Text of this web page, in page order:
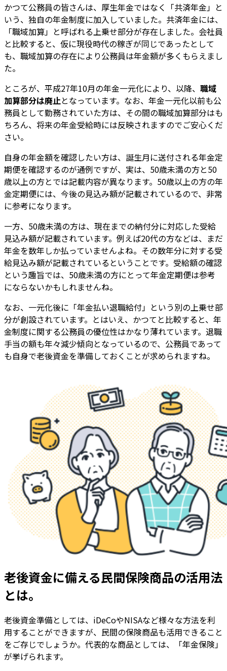
かつて公務員の皆さんは、厚生年金ではなく「共済年金」と
いう、独自の年金制度に加入していました。共済年金には、
「職域加算」と呼ばれる上乗せ部分が存在しました。会社員
と比較すると、仮に現役時代の稼ぎが同じであったとして
も、職域加算の存在により公務員は年金額が多くもらえまし
た。
ところが、平成27年10月の年金一元化により、以降、 職域
加算部分は廃止となっています。なお、年金一元化以前も公
務員として勤務されていた方は、その間の職域加算部分はも
ちろん、将来の年金受給時には反映されますのでご安心くだ
さい。
自身の年金額を確認したい方は、誕生月に送付される年金定
期便を確認するのが通例ですが、実は、50歳未満の方と50
歳以上の方とでは記載内容が異なります。50歳以上の方の年
金定期便には、今後の見込み額が記載されているので、非常
に参考になります。
一方、50歳未満の方は、現在までの納付分に対応した受給
見込み額が記載されています。例えば20代の方などは、まだ
年金を数年しか払っていませんよね。その数年分に対する受
給見込み額が記載されているということです。受給額の確認
という趣旨では、50歳未満の方にとって年金定期便は参考
にならないかもしれませんね。
なお、一元化後に「年金払い退職給付」という別の上乗せ部
分が創設されています。とはいえ、かつてと比較すると、年
金制度に関する公務員の優位性はかなり薄れています。退職
手当の額も年々減少傾向となっているので、公務員であって
も自身で老後資金を準備しておくことが求められますね。
老後資金に備える民間保険商品の活用法
とは。
老後資金準備としては、iDeCoやNISAなど様々な方法を利
用することができますが、民間の保険商品も活用できること
をご存じでしょうか。代表的な商品としては、「年金保険」
が挙げられます。